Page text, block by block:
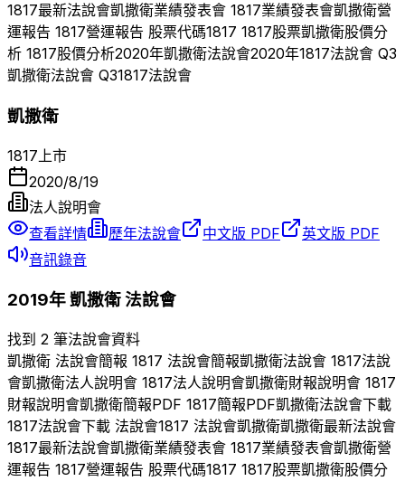
1817最新法說會凱撒衛業績發表會 1817業績發表會凱撒衛營
運報告 1817營運報告 股票代碼1817 1817股票凱撒衛股價分
析 1817股價分析2020年凱撒衛法說會2020年1817法說會 Q3
凱撒衛法說會 Q31817法說會
凱撒衛
1817 上市
2020/8/19
法人說明會
查看詳情
歷年法說會 中文版 PDF
英文版 PDF
音訊錄音
2019年凱撒衛法說會
找到 2 筆法說會資料
凱撒衛 法說會簡報 1817 法說會簡報凱撒衛法說會 1817法說
會凱撒衛法人說明會 1817法人說明會凱撒衛財報說明會 1817
財報說明會凱撒衛簡報PDF 1817簡報PDF凱撒衛法說會下載
1817法說會下載 法說會1817 法說會凱撒衛凱撒衛最新法說會
1817最新法說會凱撒衛業績發表會 1817業績發表會凱撒衛營
運報告 1817營運報告 股票代碼1817 1817股票凱撒衛股價分